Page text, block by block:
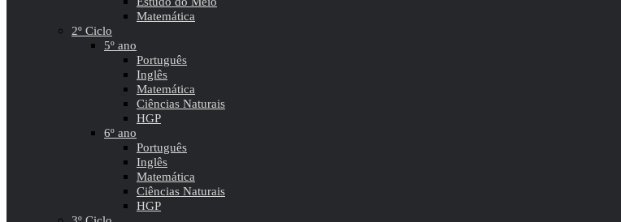
Matemática
2º Ciclo
5º ano
Português
Inglês
Matemática
Ciências Naturais
HGP
6º ano
Português
Inglês
Matemática
Ciências Naturais
HGP